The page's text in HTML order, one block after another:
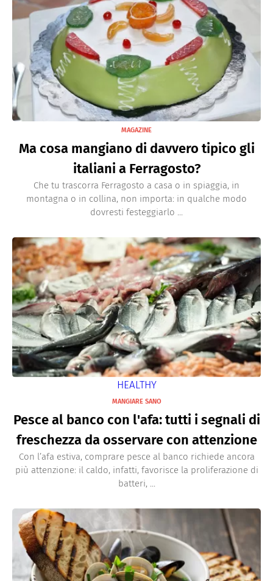
MAGAZINE
Ma cosa mangiano di davvero tipico gli
italiani a Ferragosto?
Che tu trascorra Ferragosto a casa o in spiaggia, in
montagna o in collina, non importa: in qualche modo
dovresti festeggiarlo ...
HEALTHY
MANGIARE SANO
Pesce al banco con l'afa: tutti i segnali di
freschezza da osservare con attenzione
Con l’afa estiva, comprare pesce al banco richiede ancora
più attenzione: il caldo, infatti, favorisce la proliferazione di
batteri, ...